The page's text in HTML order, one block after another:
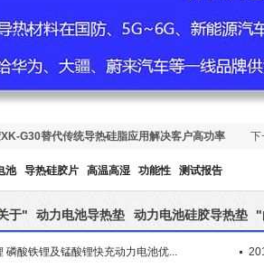
G30替代传统导热硅脂应用解决客户高功率
下
池 导热硅胶片 高温高湿 功能性 测试报告
于" 动力电池导热垫 动力电池硅胶导热垫 "
磷酸铁锂及锰酸锂快充动力电池优...